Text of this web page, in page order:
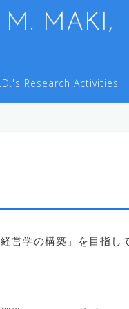
M. MAKI,
Research Activities
営学の構築」を目指し